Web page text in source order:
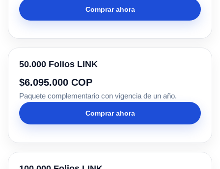
Comprar ahora
50.000 Folios LINK
$6.095.000 COP
Paquete complementario con vigencia de un año.
Comprar ahora